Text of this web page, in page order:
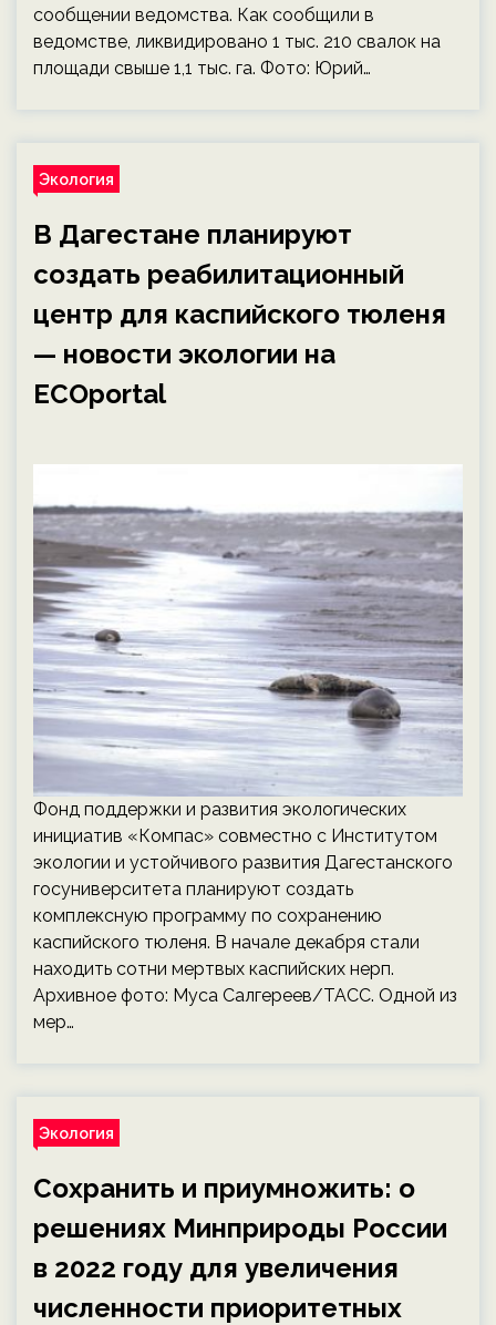
сообщении ведомства. Как сообщили в
ведомстве, ликвидировано 1 тыс. 210 свалок на
площади свыше 1,1 тыс. га. Фото: Юрий…
Экология
В Дагестане планируют
создать реабилитационный
центр для каспийского тюленя
— новости экологии на
ECOportal
Фонд поддержки и развития экологических
инициатив «Компас» совместно с Институтом
экологии и устойчивого развития Дагестанского
госуниверситета планируют создать
комплексную программу по сохранению
каспийского тюленя. В начале декабря стали
находить сотни мертвых каспийских нерп.
Архивное фото: Муса Салгереев/ТАСС. Одной из
мер…
Экология
Сохранить и приумножить: о
решениях Минприроды России
в 2022 году для увеличения
численности приоритетных